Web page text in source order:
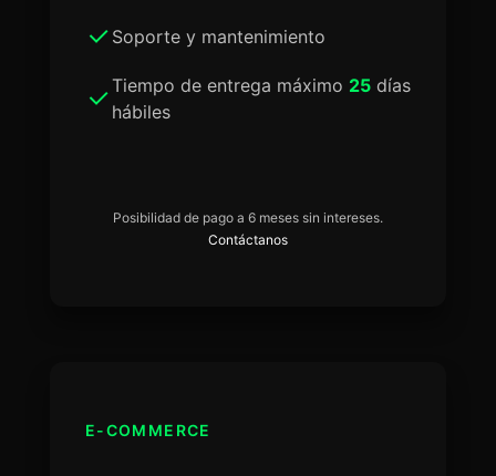
Soporte y mantenimiento
Tiempo de entrega máximo 25días
hábiles
Posibilidad de pago a 6 meses sin intereses.
Contáctanos
E-COMMERCE